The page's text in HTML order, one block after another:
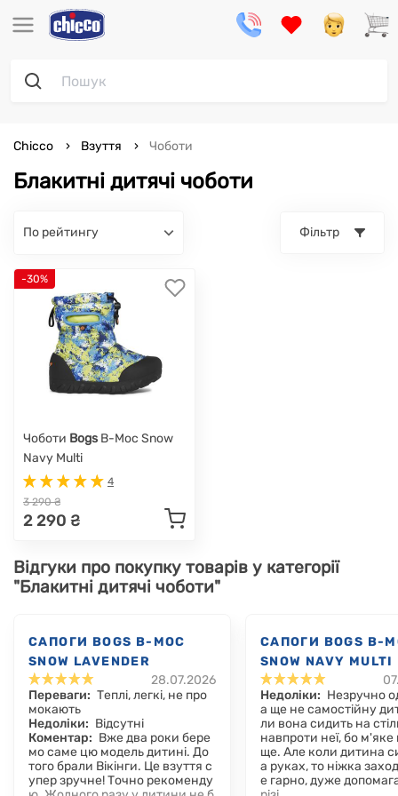
Блакитні дитячі чоботи
Chicco Взуття Чоботи
по рейтингу Фільтр
-30%
Чоботи Bogs B-Moc Snow
Navy Multi
4
3 290 ₴
2 290 ₴
Відгуки про покупку товарів у категорії
"Блакитні дитячі чоботи"
САПОГИ BOGS B-MOC
SNOW LAVENDER
28.07.2026
Переваги: Теплі, легкі, не про
мокають
Недоліки: Відсутні
Коментар: Вже два роки бере
мо саме цю модель дитині. До
того брали Вікінги. Це взуття с
упер зручне! Точно рекоменду
САПОГИ BOGS B-
SNOW NAVY MULTI
Недоліки: Незручно
а ще не самостійну
ли вона сидить на
навпроти неї, бо м'яке
ще. Але коли дитина
а руках, то ніжка
е гарно, дуже